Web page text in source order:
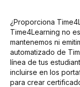
¿Proporciona
Time4Learning no
mantenemos ni
automatizado de
línea de tus
incluirse en los
para crear